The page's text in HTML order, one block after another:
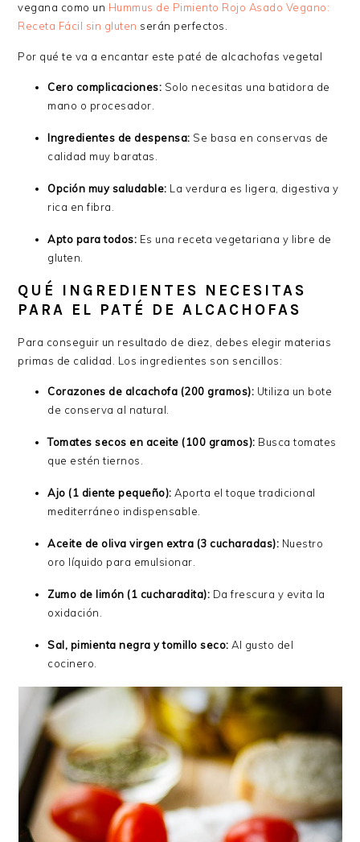
vegana como un Hummus de Pimiento Rojo Asado Vegano:
Receta Fácil sin gluten serán perfectos.
Por qué te va a encantar este paté de alcachofas vegetal
Cero complicaciones: Solo necesitas una batidora de
mano o procesador.
Ingredientes de despensa: Se basa en conservas de
calidad muy baratas.
Opción muy saludable: La verdura es ligera, digestiva y
rica en fibra.
Apto para todos: Es una receta vegetariana y libre de
gluten.
QUÉ INGREDIENTES NECESITAS
PARA EL PATÉ DE ALCACHOFAS
Para conseguir un resultado de diez, debes elegir materias
primas de calidad. Los ingredientes son sencillos:
Corazones de alcachofa (200 gramos): Utiliza un bote
de conserva al natural.
Tomates secos en aceite (100 gramos): Busca tomates
que estén tiernos.
Ajo (1 diente pequeño): Aporta el toque tradicional
mediterráneo indispensable.
Aceite de oliva virgen extra (3 cucharadas): Nuestro
oro líquido para emulsionar.
Zumo de limón (1 cucharadita): Da frescura y evita la
oxidación.
Sal, pimienta negra y tomillo seco: Al gusto del
cocinero.